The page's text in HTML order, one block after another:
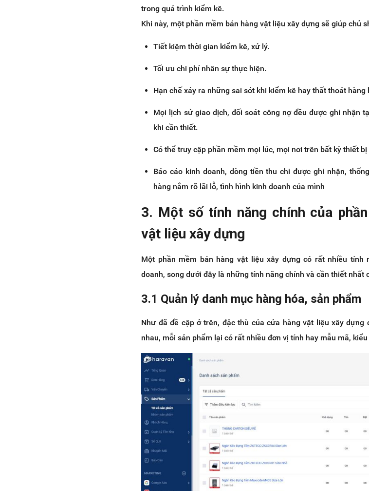
trong quá trình kiểm kê.
Khi này, một phần mềm bán hàng vật liệu xây dựng sẽ giúp chủ
Tiết kiệm thời gian kiểm kê, xử lý.
Tối ưu chi phí nhân sự thực hiện.
Hạn chế xảy ra những sai sót khi kiểm kê hay thất thoát hàng
Mọi lịch sử giao dịch, đối soát công nợ đều được ghi nhận
khi cần thiết.
Có thể truy cập phần mềm mọi lúc, mọi nơi trên bất kỳ thiết
Báo cáo kinh doanh, dòng tiền thu chi được ghi nhận,
hàng nắm rõ lãi lỗ, tình hình kinh doanh của mình
3. Một số tính năng chính của
vật liệu xây dựng
Một phần mềm bán hàng vật liệu xây dựng có rất nhiều tính
doanh, song dưới đây là những tính năng chính và cần thiết nhất
3.1 Quản lý danh mục hàng hóa, sản phẩm
Như đã đề cập ở trên, đặc thù của cửa hàng vật liệu xây dựng
nhau, mỗi sản phẩm lại có rất nhiều đơn vị tính hay mẫu mã,